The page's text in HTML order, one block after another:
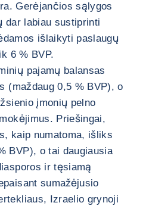
Gerėjančios sąlygos
dar labiau sustiprinti
išlaikyti paslaugų
6 % BVP.
pajamų balansas
(maždaug 0,5 % BVP), o
įmonių pelno
Priešingai,
kaip numatoma, išliks
BVP), o tai daugiausia
ir tęsiamą
sumažėjusio
Izraelio grynoji